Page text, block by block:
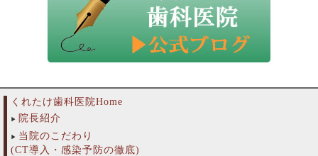
くれたけ歯科医院Home
院長紹介
当院のこだわり
(CT導入・感染予防の徹底)